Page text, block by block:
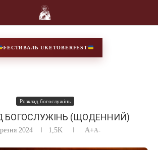
ФЕСТИВАЛЬ UKETOBERFEST
Розклад богослужінь
БОГОСЛУЖІНЬ (ЩОДЕННИЙ)
2024 1,5K A+A-